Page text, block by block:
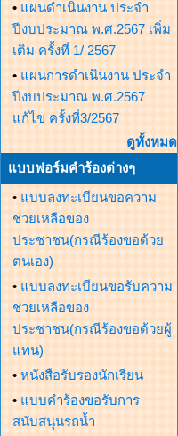
• แผนดำเนินงาน ประจำ
ปีงบประมาณ พ.ศ.2567 เพิ่ม
เติม ครั้งที่ 1/ 2567
• แผนการดำเนินงาน ประจำ
ปีงบประมาณ พ.ศ.2567
แก้ไข ครั้งที่3/2567
ดูทั้งหมด
แบบฟอร์มคำร้องต่างๆ
• แบบลงทะเบียนขอความ
ช่วยเหลือของ
ประชาชน(กรณีร้องขอด้วย
ตนเอง)
• แบบลงทะเบียนขอรับความ
ช่วยเหลือของ
ประชาชน(กรณีร้องขอด้วยผู้
แทน)
• หนังสือรับรองนักเรียน
• แบบคำร้องขอรับการ
สนับสนุนรถน้ำ